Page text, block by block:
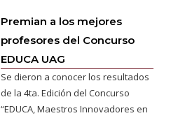
Premian a los mejores
profesores del Concurso
EDUCA UAG
Se dieron a conocer los resultados
de la 4ta. Edición del Concurso
“EDUCA, Maestros Innovadores en